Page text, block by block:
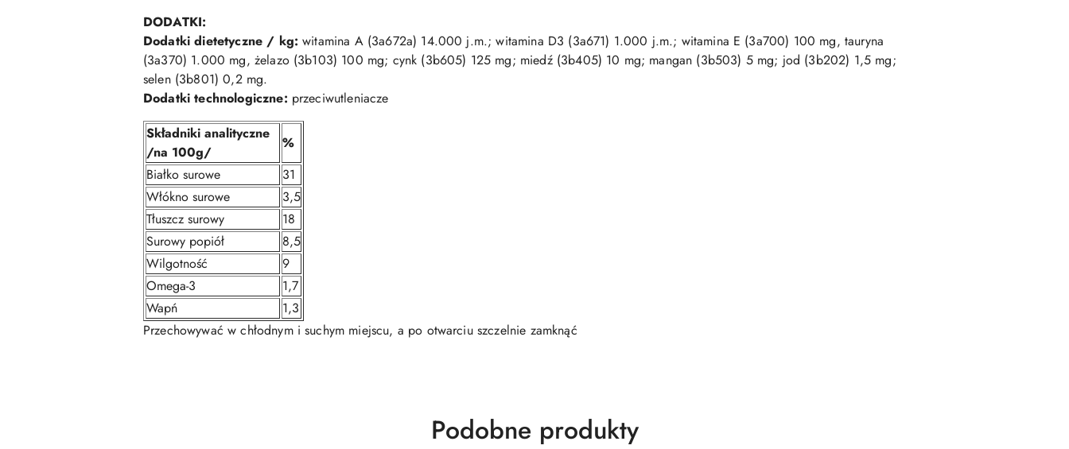
DODATKI:
Dodatki dietetyczne / kg: witamina A (3a672a) 14.000 j.m.; witamina D3 (3a671) 1.000 j.m.; witamina E (3a700) 100 mg, tauryna
(3a370) 1.000 mg, żelazo (3b103) 100 mg; cynk (3b605) 125 mg; miedź (3b405) 10 mg; mangan (3b503) 5 mg; jod (3b202) 1,5 mg;
selen (3b801) 0,2 mg.
Dodatki technologiczne: przeciwutleniacze
Składniki analityczne
/na 100g/
%
Białko surowe
31
Włókno surowe
3,5
Tłuszcz surowy
18
Surowy popiół
8,5
Wilgotność
9
Omega-3
1,7
Wapń
1,3
Przechowywać w chłodnym i suchym miejscu, a po otwarciu szczelnie zamknąć
Produkty
Podobne produkty